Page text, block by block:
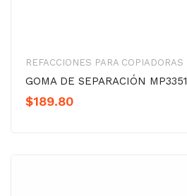
REFACCIONES PARA COPIADORAS
GOMA DE SEPARACIÓN MP3351
$189.80